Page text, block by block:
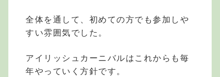
全体を通して、初めての方でも参加しや
すい雰囲気でした。
アイリッシュカーニバルはこれからも毎
年やっていく方針です。